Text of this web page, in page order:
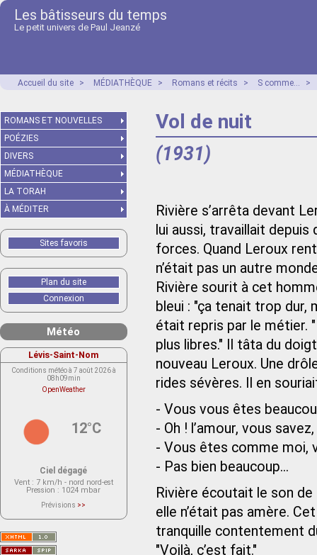
Les bâtisseurs du temps
Le petit univers de Paul Jeanzé
Accueil du site > MÉDIATHÈQUE > Romans et récits > S comme... >
Vol de nuit
(1931)
Rivière s’arrêta devant
lui aussi, travaillait
forces. Quand Leroux
n’était pas un autre
Rivière sourit à cet
bleui : "ça tenait trop dur,
était repris par le métier.
plus libres." Il tâta du
nouveau Leroux. Une
rides sévères. Il en
- Vous vous êtes
- Oh ! l’amour, vous
- Vous êtes comme moi,
- Pas bien beaucoup...
Rivière écoutait le son
elle n’était pas amère.
tranquille contentement
"Voilà, c’est fait."
ROMANS ET NOUVELLES
POÉZIES
DIVERS
MÉDIATHÈQUE
LA TORAH
À MÉDITER
Sites favoris
Plan du site
Connexion
Météo
Lévis-Saint-Nom
Conditions météo à 7 août 2026 à
08h09min
OpenWeather
12°C
Ciel dégagé
Vent : 7 km/h - nord nord-est
Pression : 1024 mbar
Prévisions >>
actuellement aucune prévision
Saint-Nom.
Veuillez consulter le message du
service ci-dessous.